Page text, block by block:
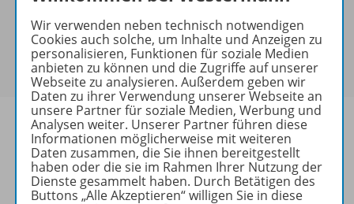
Sie haben ein passendesSpar-Paket?
Um den für Sie gültigen Preis zu sehen,melden Sie
sich bitte an.
Informationen
Wir verwenden neben technisch notwendigen
Cookies auch solche, um Inhalte und Anzeigen zu
personalisieren, Funktionen für soziale Medien
anbieten zu können und die Zugriffe auf unserer
Webseite zu analysieren. Außerdem geben wir
Daten zu ihrer Verwendung unserer Webseite an
unsere Partner für soziale Medien, Werbung und
Analysen weiter. Unserer Partner führen diese
Informationen möglicherweise mit weiteren
Daten zusammen, die Sie ihnen bereitgestellt
haben oder die sie im Rahmen Ihrer Nutzung der
Dienste gesammelt haben. Durch Betätigen des
Buttons „Alle Akzeptieren“ willigen Sie in diese